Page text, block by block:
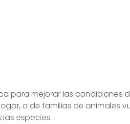
para mejorar las condiciones
o de familias de animales
especies.